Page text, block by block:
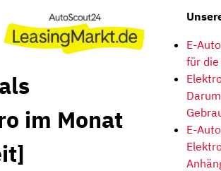
im Monat
E-
für die
E-